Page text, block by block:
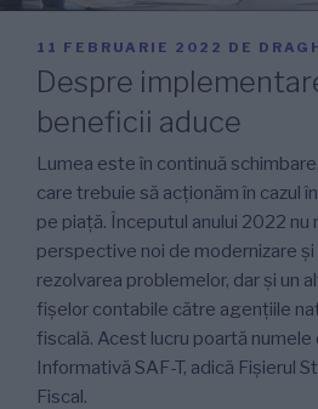
PUBLICAT
PE
11 FEBRUARIE 2022 DE
Despre
beneficii aduce
Lumea este în continuă
care trebuie să acționăm în cazul
pe piață. Începutul anului 2022 nu
perspective noi de modernizare
rezolvarea problemelor, dar și un
fișelor contabile către agențiile
fiscală. Acest lucru poartă numele
Informativă SAF-T, adică Fișierul
Fiscal.